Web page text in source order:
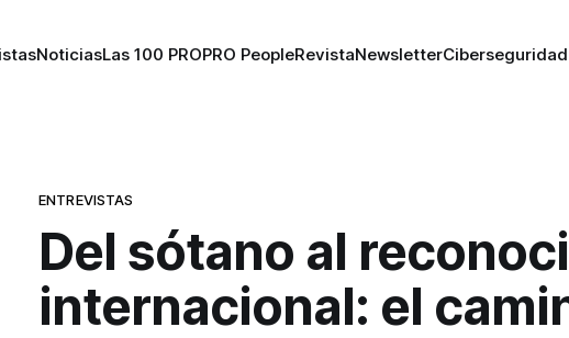
NoticiasLas 100 PROPRO PeopleRevistaNewsletterCiberseguridad
ENTREVISTAS
Del sótano al
internacional: el